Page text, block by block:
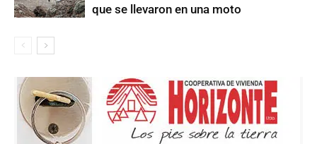
que se llevaron en una moto